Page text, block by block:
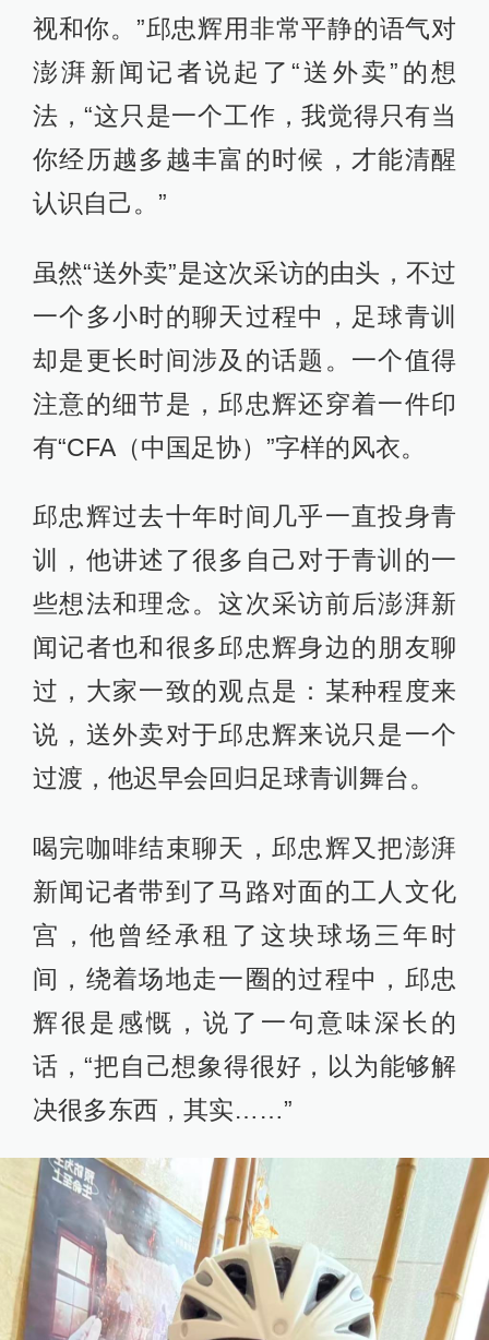
视和你。”邱忠辉用非常平静的语气对
澎湃新闻记者说起了“送外卖”的想
法，“这只是一个工作，我觉得只有当
你经历越多越丰富的时候，才能清醒
认识自己。”
虽然“送外卖”是这次采访的由头，不过
一个多小时的聊天过程中，足球青训
却是更长时间涉及的话题。一个值得
注意的细节是，邱忠辉还穿着一件印
有“CFA（中国足协）”字样的风衣。
邱忠辉过去十年时间几乎一直投身青
训，他讲述了很多自己对于青训的一
些想法和理念。这次采访前后澎湃新
闻记者也和很多邱忠辉身边的朋友聊
过，大家一致的观点是：某种程度来
说，送外卖对于邱忠辉来说只是一个
过渡，他迟早会回归足球青训舞台。
喝完咖啡结束聊天，邱忠辉又把澎湃
新闻记者带到了马路对面的工人文化
宫，他曾经承租了这块球场三年时
间，绕着场地走一圈的过程中，邱忠
辉很是感慨，说了一句意味深长的
话，“把自己想象得很好，以为能够解
决很多东西，其实……”